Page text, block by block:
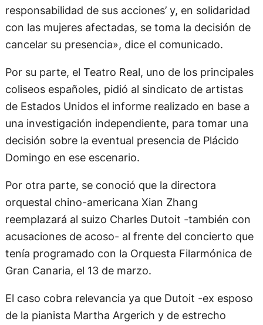
responsabilidad de sus acciones’ y, en solidaridad
con las mujeres afectadas, se toma la decisión de
cancelar su presencia», dice el comunicado.
Por su parte, el Teatro Real, uno de los principales
coliseos españoles, pidió al sindicato de artistas
de Estados Unidos el informe realizado en base a
una investigación independiente, para tomar una
decisión sobre la eventual presencia de Plácido
Domingo en ese escenario.
Por otra parte, se conoció que la directora
orquestal chino-americana Xian Zhang
reemplazará al suizo Charles Dutoit -también con
acusaciones de acoso- al frente del concierto que
tenía programado con la Orquesta Filarmónica de
Gran Canaria, el 13 de marzo.
El caso cobra relevancia ya que Dutoit -ex esposo
de la pianista Martha Argerich y de estrecho